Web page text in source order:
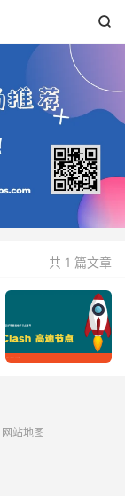

共 1 篇文章
网站地图